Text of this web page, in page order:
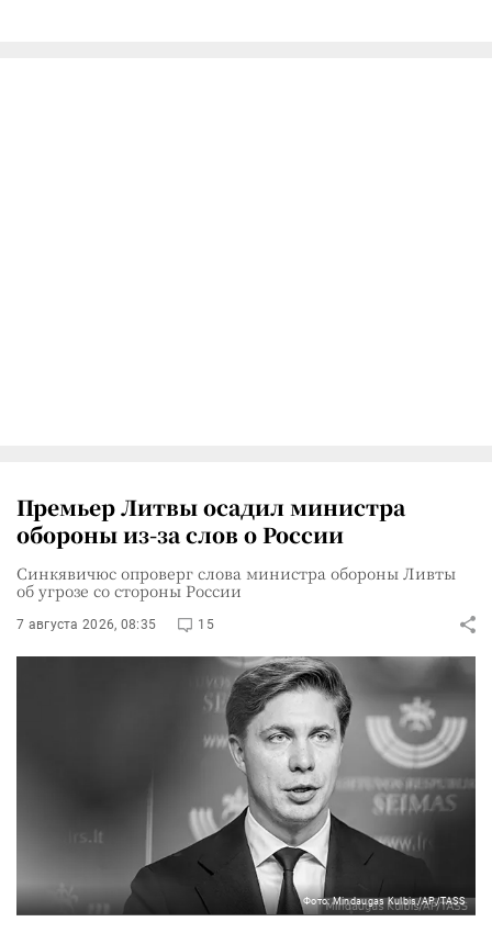
Премьер Литвы осадил министра
обороны из-за слов о России
Синкявичюс опроверг слова министра обороны Ливты
об угрозе со стороны России
7 августа 2026, 08:35 15
Фото: Mindaugas Kulbis/AP/TASS